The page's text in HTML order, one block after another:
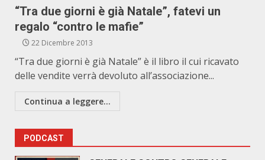
“Tra due giorni è già Natale”, fatevi un
regalo “contro le mafie”
22 Dicembre 2013
“Tra due giorni è già Natale” è il libro il cui ricavato
delle vendite verrà devoluto all’associazione...
Continua a leggere...
PODCAST